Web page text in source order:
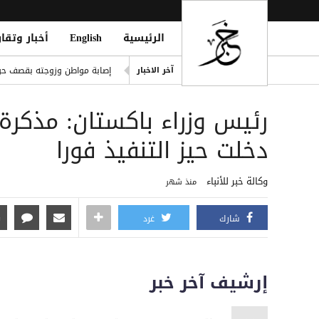
الرئيسية English أخبار
آخر الاخبار
إصابة مواطن وزوجته بقصف
Forces Shell Houthi Positions
تجدد الاشتباكات في جبهات
حمزة عبد الكريم على أعتاب
رئيس وزراء باكستان:
دخلت حيز التنفيذ فورا
وكالة خبر للأنباء منذ شهر
شارك غرد
إرشيف آخر خبر